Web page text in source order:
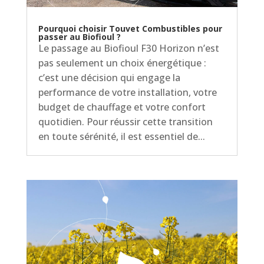
Pourquoi choisir Touvet Combustibles pour
passer au Biofioul ?
Le passage au Biofioul F30 Horizon n’est
pas seulement un choix énergétique :
c’est une décision qui engage la
performance de votre installation, votre
budget de chauffage et votre confort
quotidien. Pour réussir cette transition
en toute sérénité, il est essentiel de...